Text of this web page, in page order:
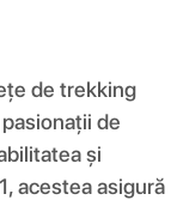
de trekking
de
și
acestea asigură